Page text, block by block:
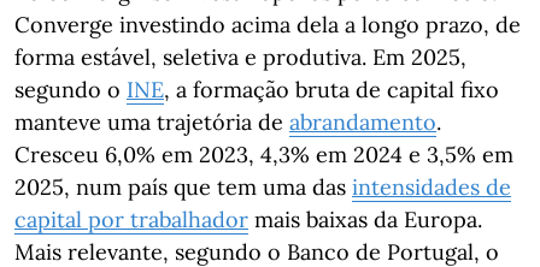
Converge investindo acima dela a longo prazo, de
forma estável, seletiva e produtiva. Em 2025,
segundo o INE, a formação bruta de capital fixo
manteve uma trajetória de abrandamento.
Cresceu 6,0% em 2023, 4,3% em 2024 e 3,5% em
2025, num país que tem uma das intensidades de
capital por trabalhador mais baixas da Europa.
Mais relevante, segundo o Banco de Portugal, o